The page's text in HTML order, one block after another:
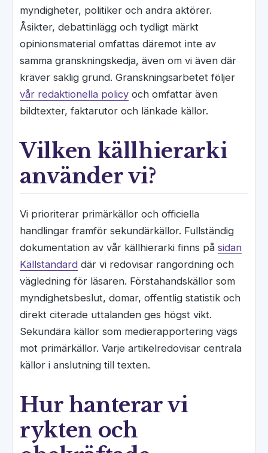
myndigheter, politiker och andra aktörer.
Åsikter, debattinlägg och tydligt märkt
opinionsmaterial omfattas däremot inte av
samma granskningskedja, även om vi även där
kräver saklig grund. Granskningsarbetet följer
vår redaktionella policy och omfattar även
bildtexter, faktarutor och länkade källor.
Vilken källhierarki
använder vi?
Vi prioriterar primärkällor och officiella
handlingar framför sekundärkällor. Fullständig
dokumentation av vår källhierarki finns på sidan
Källstandard där vi redovisar rangordning och
vägledning för läsaren. Förstahandskällor som
myndighetsbeslut, domar, offentlig statistik och
direkt citerade uttalanden ges högst vikt.
Sekundära källor som medierapportering vägs
mot primärkällor. Varje artikelredovisar centrala
källor i anslutning till texten.
Hur hanterar vi
rykten och